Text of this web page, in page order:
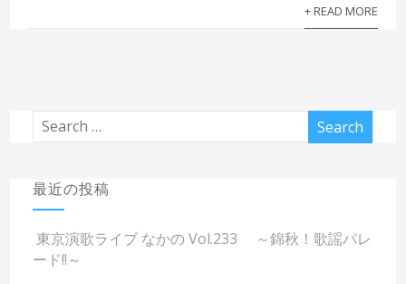
+ READ MORE
最近の投稿
東京演歌ライブ なかの Vol.233 ～錦秋！歌謡パレ
ード!!～